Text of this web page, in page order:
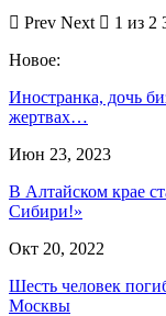
Prev Next
1 из 2
Новое:
Иностранка, дочь
жертвах…
Июн 23, 2023
В Алтайском крае
Сибири!»
Окт 20, 2022
Шесть человек
Москвы